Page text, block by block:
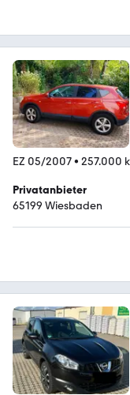
EZ 05/2007• 257.000
Privatanbieter
65199 Wiesbaden